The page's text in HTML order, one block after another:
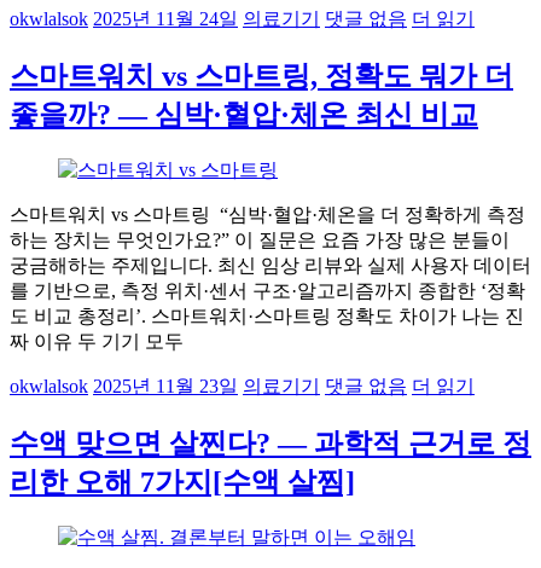
okwlalsok 2025년 11월 24일 의료기기 댓글 없음 더 읽기
스마트워치 vs 스마트링, 정확도 뭐가 더
좋을까? — 심박·혈압·체온 최신 비교
스마트워치 vs 스마트링 “심박·혈압·체온을 더 정확하게 측정
하는 장치는 무엇인가요?” 이 질문은 요즘 가장 많은 분들이
궁금해하는 주제입니다. 최신 임상 리뷰와 실제 사용자 데이터
를 기반으로, 측정 위치·센서 구조·알고리즘까지 종합한 ‘정확
도 비교 총정리’. 스마트워치·스마트링 정확도 차이가 나는 진
짜 이유 두 기기 모두
okwlalsok 2025년 11월 23일 의료기기 댓글 없음 더 읽기
수액 맞으면 살찐다? — 과학적 근거로 정
리한 오해 7가지[수액 살찜]